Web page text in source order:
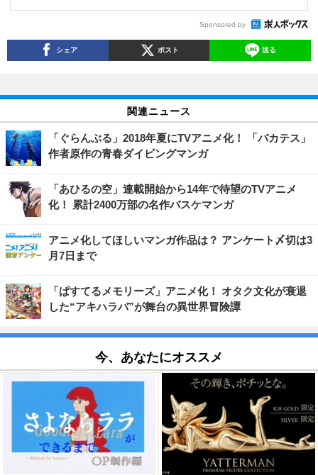
Sponsored by
シェア ポスト 送る
関連ニュース
「ぐらんぶる」2018年夏にTVアニメ化！ 「バカテス」
作者原作の青春ダイビングマンガ
「あひるの空」連載開始から14年で待望のTVアニメ
化！ 累計2400万部の名作バスケマンガ
アニメ化してほしいマンガ作品は？ アンケート〆切は3
月7日まで
「ぱすてるメモリーズ」アニメ化！ オタク文化が衰退
した“アキハラバ”が舞台の異世界冒険譚
今、あなたにオススメ